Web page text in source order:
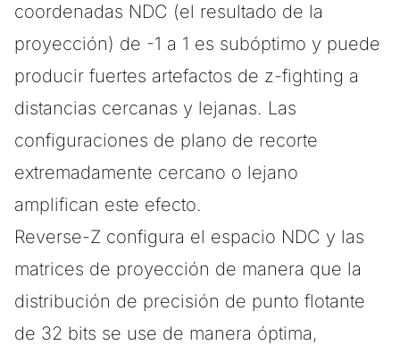
coordenadas NDC (el resultado de la
proyección) de -1 a 1 es subóptimo y puede
producir fuertes artefactos de z-fighting a
distancias cercanas y lejanas. Las
configuraciones de plano de recorte
extremadamente cercano o lejano
amplifican este efecto.
Reverse-Z configura el espacio NDC y las
matrices de proyección de manera que la
distribución de precisión de punto flotante
de 32 bits se use de manera óptima,